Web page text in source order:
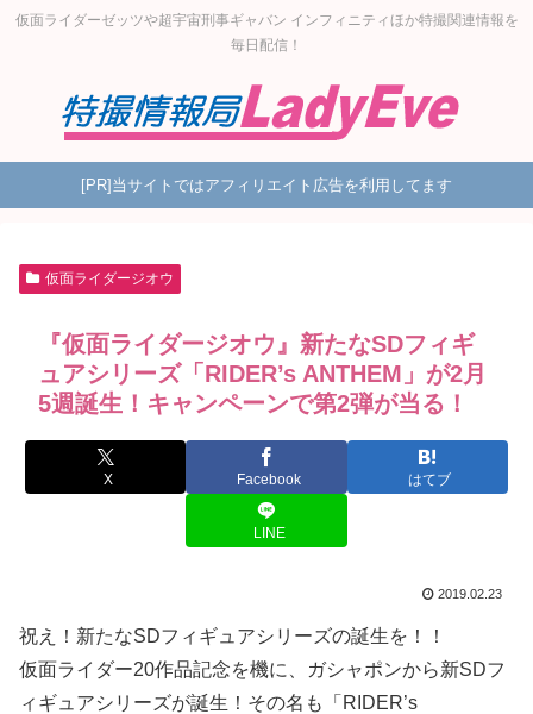
仮面ライダーゼッツや超宇宙刑事ギャバン インフィニティほか特撮関連情報を
毎日配信！
[PR]当サイトではアフィリエイト広告を利用してます
仮面ライダージオウ
『仮面ライダージオウ』新たなSDフィギ
ュアシリーズ「RIDER’s ANTHEM」が2月
5週誕生！キャンペーンで第2弾が当る！
X Facebook はてブ
LINE
2019.02.23
祝え！新たなSDフィギュアシリーズの誕生を！！
仮面ライダー20作品記念を機に、ガシャポンから新SDフ
ィギュアシリーズが誕生！その名も「RIDER’s